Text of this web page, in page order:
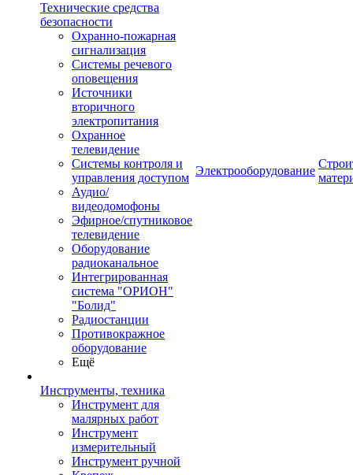
Технические средства
безопасности
Охранно-пожарная
сигнализация
Системы речевого
оповещения
Источники
вторичного
электропитания
Охранное
телевидение
Системы контроля и
управления доступом
Аудио/
видеодомофоны
Эфирное/спутниковое
телевидение
Оборудование
радиоканальное
Интегрированная
система "ОРИОН"
"Болид"
Радиостанции
Противокражное
оборудование
Ещё
Инструменты, техника
Инструмент для
малярных работ
Инструмент
измерительный
Инструмент ручной
Электрооборудование